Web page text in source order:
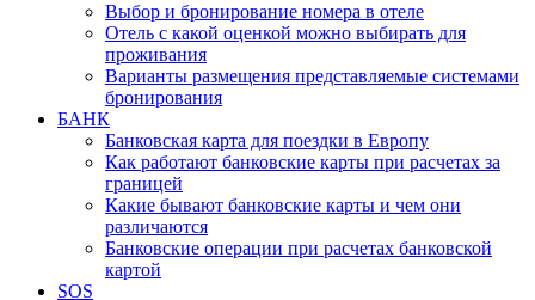
Выбор и бронирование номера в отеле
Отель с какой оценкой можно выбирать для
проживания
Варианты размещения представляемые системами
бронирования
БАНК
Банковская карта для поездки в Европу
Как работают банковские карты при расчетах за
границей
Какие бывают банковские карты и чем они
различаются
Банковские операции при расчетах банковской
картой
SOS